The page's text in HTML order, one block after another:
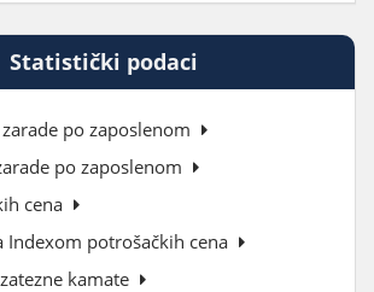
Statistički podaci
po zaposlenom
po zaposlenom
cena
Indexom potrošačkih cena
kamate